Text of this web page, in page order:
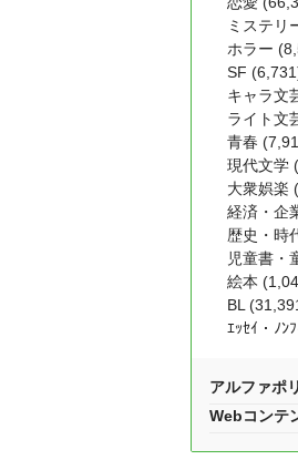
ミステリ
ホラー
SF
キャラ文
ライト文
青春
現代文学
大衆娯楽
経済・企
歴史・時
児童書・
絵本
BL
ｴｯｾｲ・ﾉﾝ
アルファポ
Webコンテ